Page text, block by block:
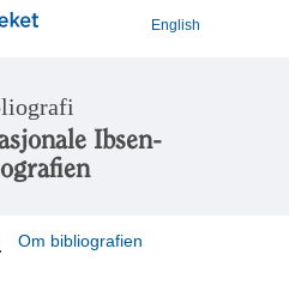
English
Ibsen-
Om bibliografien